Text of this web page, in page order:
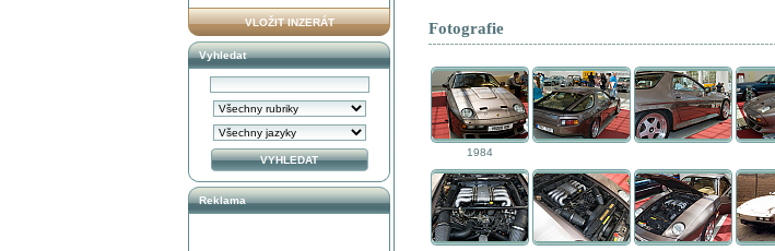
Fotografie
1984
VLOŽIT INZERÁT
Vyhledat
Reklama